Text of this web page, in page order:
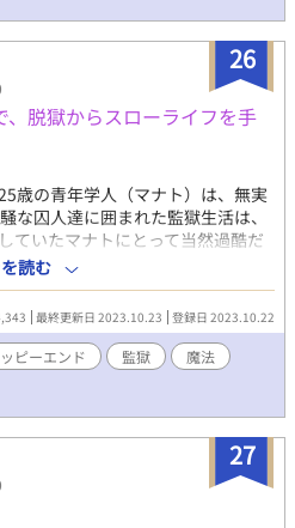
グなんてものがあり、そのラン
全体で王族かなんかか？と思うほ
れど奴らには従わなくてはならな
がマシだと思うほどの制裁を受け
システムを学園の理事会は黙認
というのだから笑い話だ。 俺
皇華学園』で働くしがないバイ
26
脱獄からスローライフを手
歳の青年学人（マナト）は、無実
な囚人達に囲まれた監獄生活は、
ていたマナトにとって当然過酷だ
、何の魔力もなく、標準的な日本
、囚人達から揶揄われ、性的な嫌
どん底に落ちた時、新しい囚人が
麗な顔をした青年、グレイを見た
ノにしようとちょっかいをかけ
かった。 とある罪で投獄された
するグレイに助けられ、マナト
かし監獄の外では魔王が復活して
の力が必要に…。 脱獄から魔王討
指すお話です。 ＊異世界もの初
す。 ＊性描写はライトです。
読む
最終更新日 2023.10.23 登録日 2023.10.22
ピーエンド 監獄
魔法
27